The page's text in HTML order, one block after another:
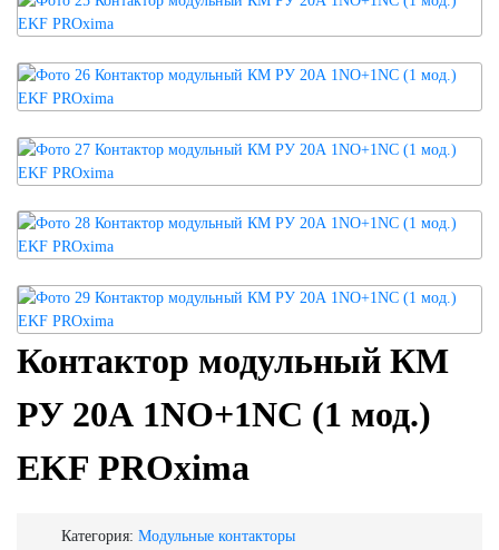
Контактор модульный КМ
РУ 20А 1NO+1NC (1 мод.)
EKF PROxima
Категория: Модульные контакторы